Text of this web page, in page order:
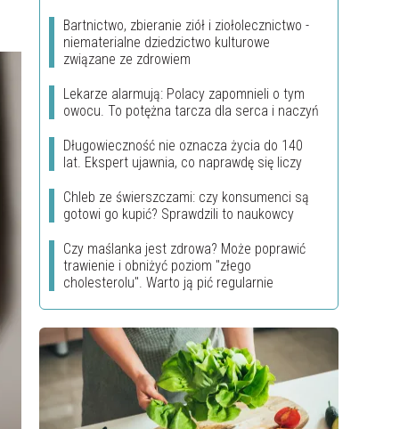
Bartnictwo, zbieranie ziół i ziołolecznictwo -
niematerialne dziedzictwo kulturowe
związane ze zdrowiem
Lekarze alarmują: Polacy zapomnieli o tym
owocu. To potężna tarcza dla serca i naczyń
Długowieczność nie oznacza życia do 140
lat. Ekspert ujawnia, co naprawdę się liczy
Chleb ze świerszczami: czy konsumenci są
gotowi go kupić? Sprawdzili to naukowcy
Czy maślanka jest zdrowa? Może poprawić
trawienie i obniżyć poziom "złego
cholesterolu". Warto ją pić regularnie